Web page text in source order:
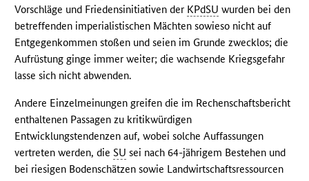
Vorschläge und Friedensinitiativen der KPdSU wurden bei den
betreffenden imperialistischen Mächten sowieso nicht auf
Entgegenkommen stoßen und seien im Grunde zwecklos; die
Aufrüstung ginge immer weiter; die wachsende Kriegsgefahr
lasse sich nicht abwenden.
Andere Einzelmeinungen greifen die im Rechenschaftsbericht
enthaltenen Passagen zu kritikwürdigen
Entwicklungstendenzen auf, wobei solche Auffassungen
vertreten werden, dieSU sei nach 64-jährigem Bestehen und
bei riesigen Bodenschätzen sowie Landwirtschaftsressourcen